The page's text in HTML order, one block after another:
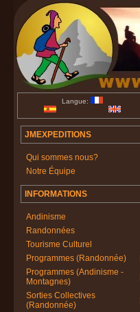
Langue:
JMEXPEDITIONS
Qui sommes nous?
Notre Équipe
INFORMATIONS
Andinisme
Randonnées
Tourisme Culturel
Programmes (Randonnée)
Programmes (Andinisme -
Montagnes)
Sorties Collectives
(Randonnée)